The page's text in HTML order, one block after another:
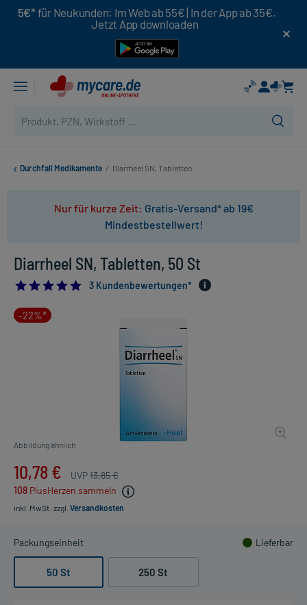
5€* für Neukunden: Im Web ab 55€ | In der App ab 35€.
Jetzt App downloaden
Durchfall Medikamente / Diarrheel SN, Tabletten
Nur für kurze Zeit: Gratis-Versand* ab 19€
Mindestbestellwert!
Diarrheel SN, Tabletten, 50 St
5.0
3 Kundenbewertungen*
-22%*
Abbildung ähnlich
10,78 € UVP13,85 €
108 PlusHerzen sammeln
inkl. MwSt. zzgl. Versandkosten
Packungseinheit Lieferbar
50 St 250 St